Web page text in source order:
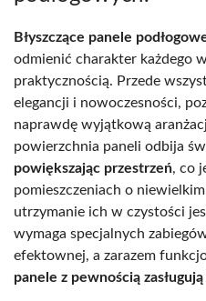
Błyszczące panele
odmienić charakter każdego
praktycznością. Przede
elegancji i nowoczesności,
naprawdę wyjątkową
powierzchnia paneli odbija
powiększając przestrzeń, co
pomieszczeniach o
utrzymanie ich w czystości
wymaga specjalnych
efektownej, a zarazem
panele z pewnością